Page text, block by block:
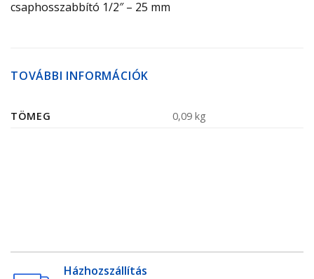
csaphosszabbító 1/2″ – 25 mm
TOVÁBBI INFORMÁCIÓK
TÖMEG 0,09 kg
Házhozszállítás